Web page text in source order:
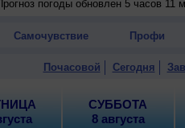
августа, ожидается малооблачная
8 августа, в течение суток
, ожидается малооблачная
юго-восточный, умеренный.
погоды обновлен 5 часов 11
Самочувствие Профи
Почасовой Сегодня
СУББОТА
8 августа